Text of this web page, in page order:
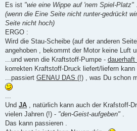
Es ist "wie eine Wippe auf 'nem Spiel-Platz"
(wenn die Eine Seite nicht runter-gedrückt
Seite nicht hoch)
ERGO :
Wird die Stau-Scheibe (auf der anderen
angehoben , bekommt der Motor keine Luft
...und wenn die Kraftstoff-Pumpe - dauerhaft
korrekten Kraftstoff-Druck liefert/liefern kann
...passiert GENAU DAS (!) , was Du schon
Und JA , natürlich kann auch der Krafstoff-
vielen Jahren (!) - "den-Geist-aufgeben"
Das kann passieren .